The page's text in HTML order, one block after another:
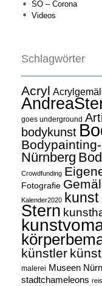
SO – Corona
Videos
Schlagwörter
Acryl
goes underground
bodykunst
Nürnberg
Crowdfunding
Fotografie
Kalender2020 kunst
Stern
künstler
malerei Museen
stadtchameleons